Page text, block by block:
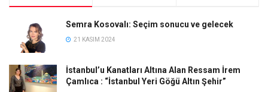
Semra Kosovalı: Seçim sonucu ve gelecek
21 KASIM 2024
İstanbul’u Kanatları Altına Alan Ressam İrem
Çamlıca : “İstanbul Yeri Göğü Altın Şehir”